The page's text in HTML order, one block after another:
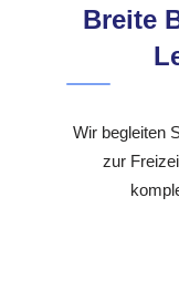
Breite
Wir begleiten
zur